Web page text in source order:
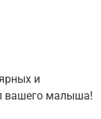
и
вашего малыша!